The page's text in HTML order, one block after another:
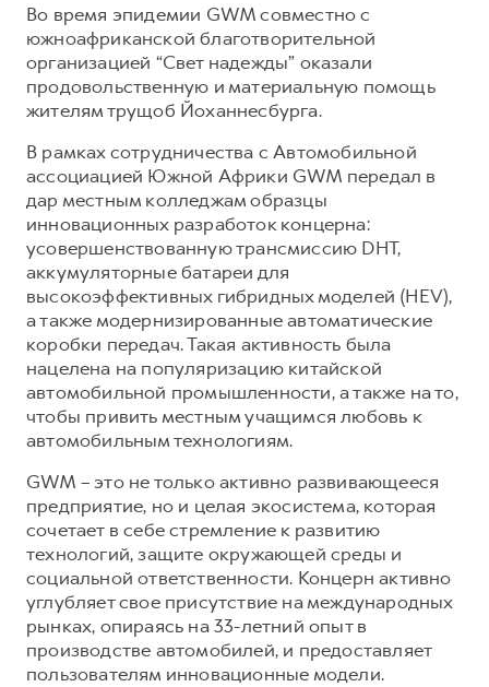
Во время эпидемии GWM совместно с
южноафриканской благотворительной
организацией “Свет надежды” оказали
продовольственную и материальную помощь
жителям трущоб Йоханнесбурга.
В рамках сотрудничества с Автомобильной
ассоциацией Южной Африки GWM передал в
дар местным колледжам образцы
инновационных разработок концерна:
усовершенствованную трансмиссию DHT,
аккумуляторные батареи для
высокоэффективных гибридных моделей (HEV),
а также модернизированные автоматические
коробки передач. Такая активность была
нацелена на популяризацию китайской
автомобильной промышленности, а также на то,
чтобы привить местным учащимся любовь к
автомобильным технологиям.
GWM – это не только активно развивающееся
предприятие, но и целая экосистема, которая
сочетает в себе стремление к развитию
технологий, защите окружающей среды и
социальной ответственности. Концерн активно
углубляет свое присутствие на международных
рынках, опираясь на 33-летний опыт в
производстве автомобилей, и предоставляет
пользователям инновационные модели.